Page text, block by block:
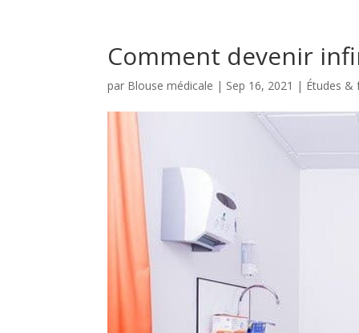
Comment devenir
par Blouse médicale | Sep 16, 2021 | Études &